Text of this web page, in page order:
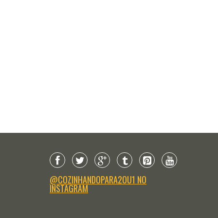
@COZINHANDOPARA2OU1 NO
INSTAGRAM